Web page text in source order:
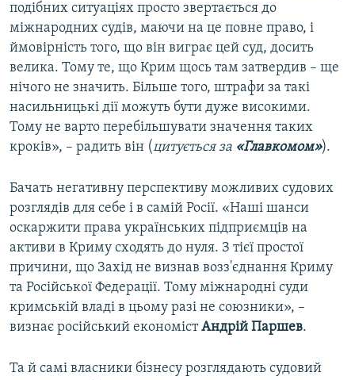
подібних ситуаціях просто звертається до
міжнародних судів, маючи на це повне право, і
ймовірність того, що він виграє цей суд, досить
велика. Тому те, що Крим щось там затвердив – ще
нічого не значить. Більше того, штрафи за такі
насильницькі дії можуть бути дуже високими.
Тому не варто перебільшувати значення таких
кроків», – радить він (цитується за «Главкомом»).
Бачать негативну перспективу можливих судових
розглядів для себе і в самій Росії. «Наші шанси
оскаржити права українських підприємців на
активи в Криму сходять до нуля. З тієї простої
причини, що Захід не визнав возз'єднання Криму
та Російської Федерації. Тому міжнародні суди
кримській владі в цьому разі не союзники», –
визнає російський економістАндрій Паршев.
Та й самі власники бізнесу розглядають судовий